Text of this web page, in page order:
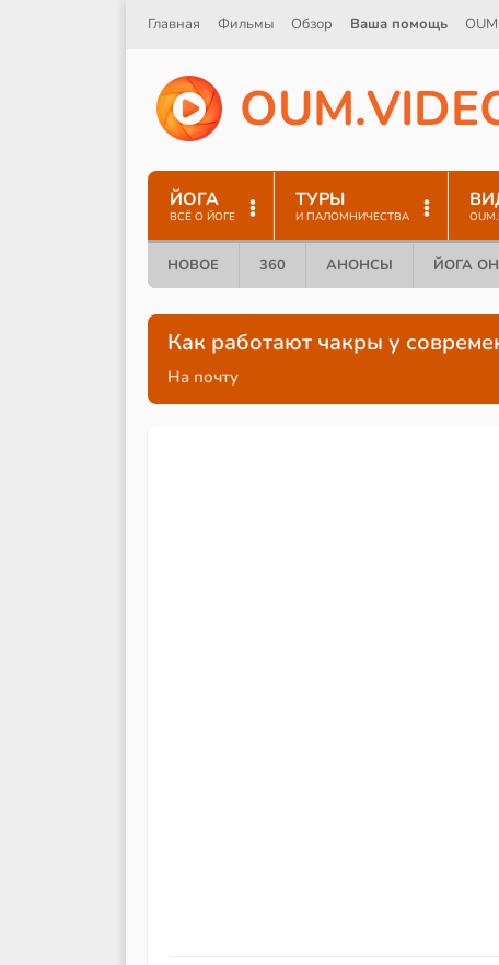
Главная Фильмы Обзор Ваша помощь
OUM.VIDE
ЙОГА
ВСЁ О ЙОГЕ
ТУРЫ
И ПАЛОМНИЧЕСТВА
НОВОЕ 360 АНОНСЫ ЙОГА
Как работают чакры у
На почту